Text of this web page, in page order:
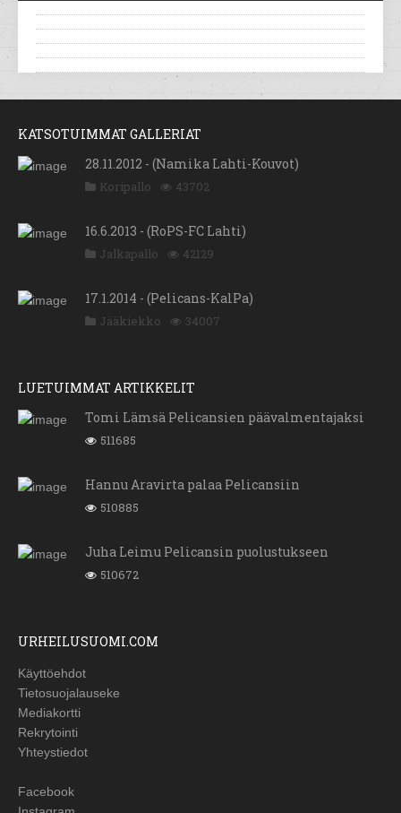
KATSOTUIMMAT GALLERIAT
28.11.2012 - (Namika Lahti-Kouvot)
Koripallo 43702
16.6.2013 - (RoPS-FC Lahti)
Jalkapallo 42129
17.1.2014 - (Pelicans-KalPa)
Jääkiekko 34007
LUETUIMMAT ARTIKKELIT
Tomi Lämsä Pelicansien päävalmentajaksi
511685
Hannu Aravirta palaa Pelicansiin
510885
Juha Leimu Pelicansin puolustukseen
510672
URHEILUSUOMI.COM
Käyttöehdot
Tietosuojalauseke
Mediakortti
Rekrytointi
Yhteystiedot
Facebook